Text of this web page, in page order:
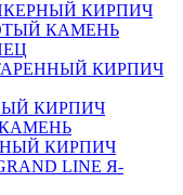
КИРПИЧ
КАМЕНЬ
КИРПИЧ
КИРПИЧ
КИРПИЧ